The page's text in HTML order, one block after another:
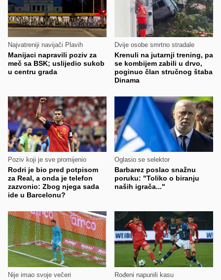
Najvatreniji navijači Plavih
Manijaci napravili poziv za
meč sa BSK; uslijedio sukob
u centru grada
Dvije osobe smrtno stradale
Krenuli na jutarnji trening, pa
se kombijem zabili u drvo,
poginuo član stručnog štaba
Dinama
Poziv koji je sve promijenio
Rodri je bio pred potpisom
za Real, a onda je telefon
zazvonio: Zbog njega sada
ide u Barcelonu?
Oglasio se selektor
Barbarez poslao snažnu
poruku: "Toliko o biranju
naših igrača..."
Nije imao svoje večeri Rođeni napunili kasu